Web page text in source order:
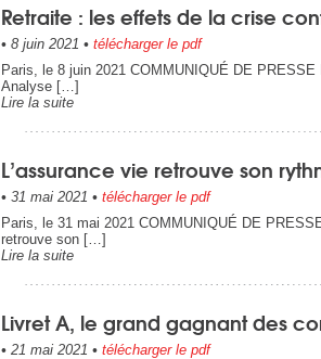
Retraite : les effets de la crise
• 8 juin 2021 • télécharger le pdf
Paris, le 8 juin 2021 COMMUNIQUÉ DE
Analyse […]
Lire la suite
L’assurance vie retrouve son
• 31 mai 2021 • télécharger le pdf
Paris, le 31 mai 2021 COMMUNIQUÉ DE
retrouve son […]
Lire la suite
Livret A, le grand gagnant des
• 21 mai 2021 • télécharger le pdf